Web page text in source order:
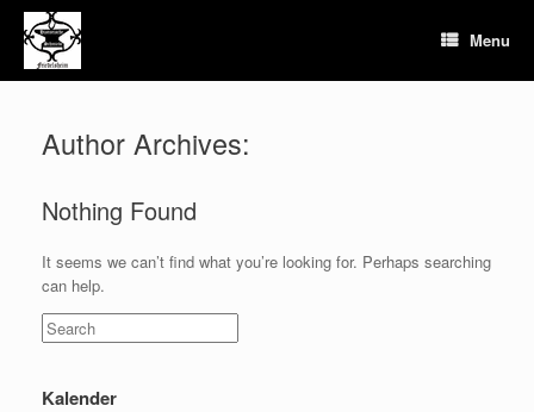
Skip
content
Menu
Author Archives:
Nothing Found
It seems we can’t find what you’re looking for. Perhaps searching
can help.
Search
for:
Kalender